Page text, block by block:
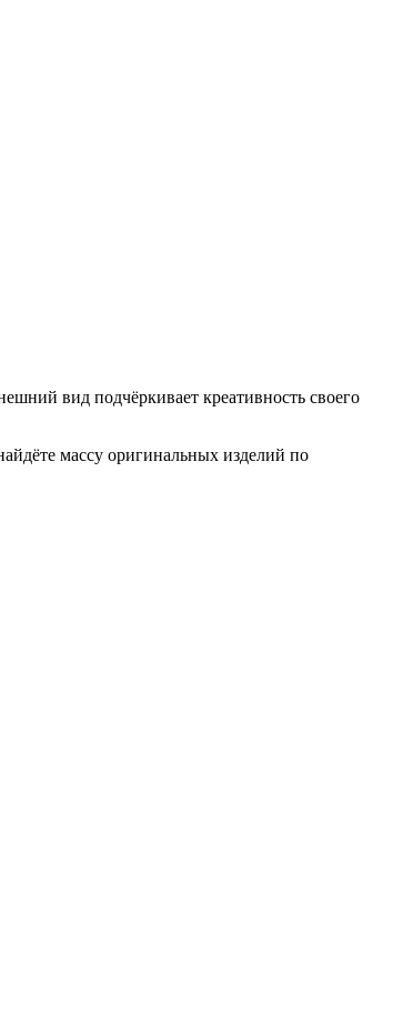
вид подчёркивает креативность своего
массу оригинальных изделий по